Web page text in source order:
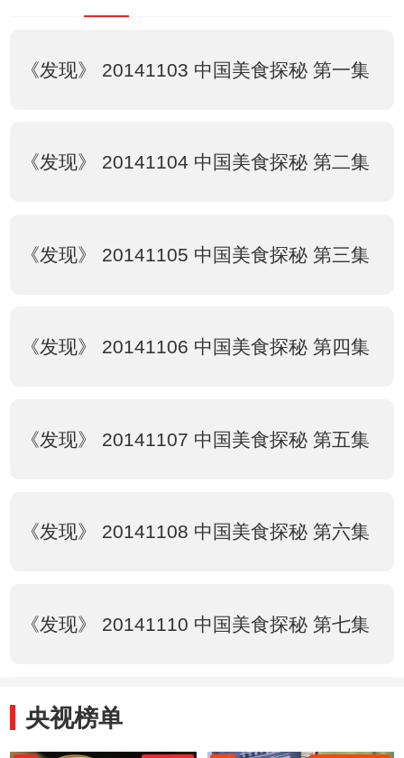
《发现》 20141103 中国美食探秘 第一集
《发现》 20141104 中国美食探秘 第二集
《发现》 20141105 中国美食探秘 第三集
《发现》 20141106 中国美食探秘 第四集
《发现》 20141107 中国美食探秘 第五集
《发现》 20141108 中国美食探秘 第六集
《发现》 20141110 中国美食探秘 第七集
央视榜单